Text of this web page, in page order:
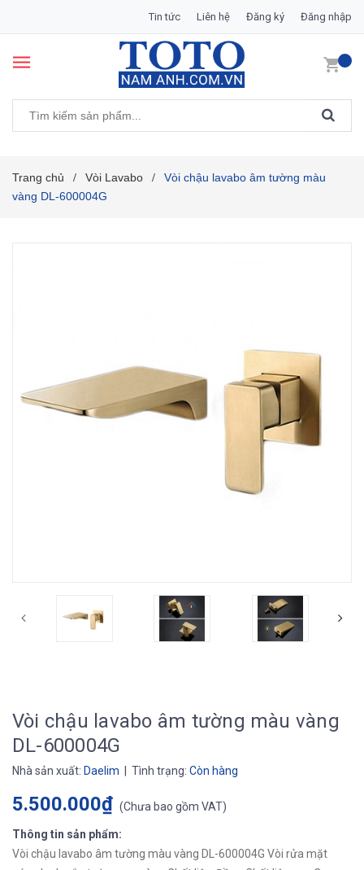
Tin tức Liên hệ Đăng ký Đăng nhập
Trang chủ / Vòi Lavabo /
Vòi chậu lavabo âm tường màu
vàng DL-600004G
Vòi chậu lavabo âm tường màu vàng
DL-600004G
Nhà sản xuất: Daelim | Tình trạng: Còn hàng
5.500.000₫ (Chưa bao gồm VAT)
Thông tin sản phẩm:
Vòi chậu lavabo âm tường màu vàng DL-600004G Vòi rửa mặt